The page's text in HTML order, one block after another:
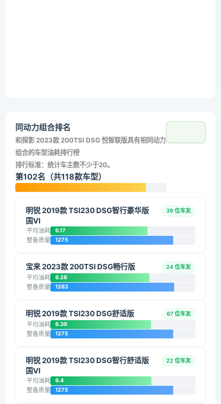
同动力组合排名
和探影 2023款 200TSI DSG 悦智联版具有相同动力
组合的车型油耗排行榜
排行标准：统计车主数不少于20。
第102名（共118款车型）
明锐 2019款 TSI230 DSG智行豪华版
国VI
39 位车友
平均油耗 6.17
整备质量 1275
宝来 2023款 200TSI DSG畅行版 24 位车友
平均油耗 6.28
整备质量 1283
明锐 2019款 TSI230 DSG舒适版 67 位车友
平均油耗 6.39
整备质量 1275
明锐 2019款 TSI230 DSG智行舒适版
国VI
22 位车友
平均油耗 6.4
整备质量 1275